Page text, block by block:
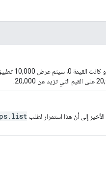
الحدّ الأقصى لعدد التطبيقات المطلوب عرضه.
الأخير إلى أنّ هذا استمرار لطلب